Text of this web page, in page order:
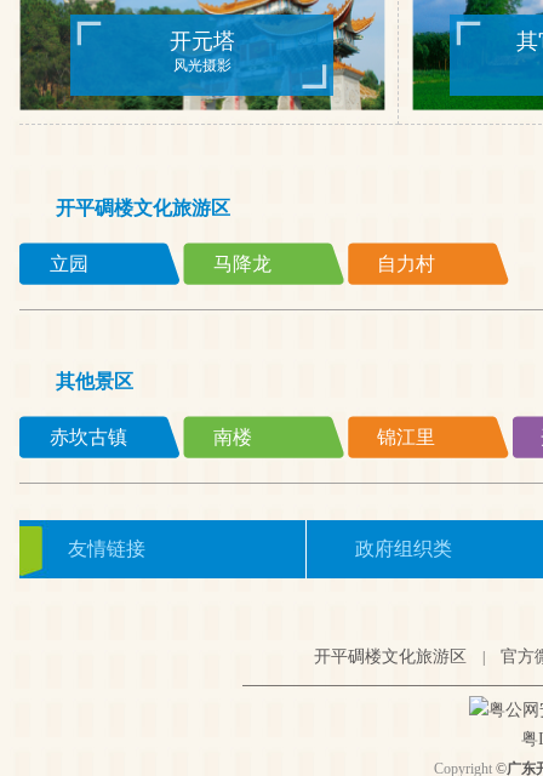
开元塔
风光摄影
其
开平碉楼文化旅游区
立园 马降龙 自力村
其他景区
赤坎古镇 南楼 锦江里
友情链接 政府组织类
开平碉楼文化旅游区 官方
粤公网
粤
Copyright ©广东